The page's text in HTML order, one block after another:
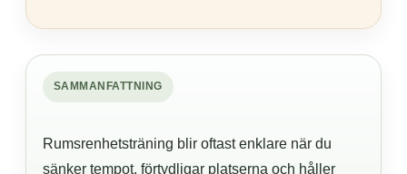
SAMMANFATTNING
Rumsrenhetsträning blir oftast enklare när du
sänker tempot, förtydligar platserna och håller